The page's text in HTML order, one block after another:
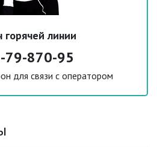
горячей линии
79-870-95
для связи с оператором